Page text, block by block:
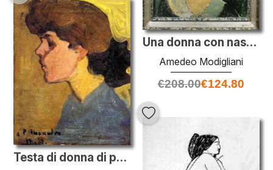
Una donna con nastro di velluto
Amedeo Modigliani
€208.00€124.80
Testa di donna di profilo